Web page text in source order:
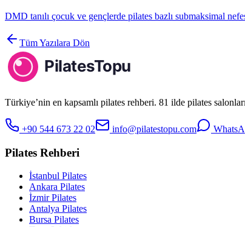
DMD tanılı çocuk ve gençlerde pilates bazlı submaksimal
Tüm Yazılara Dön
Türkiye’nin en kapsamlı pilates rehberi. 81 ilde pilates
+90 544 673 22 02 info@pilatestopu.com
Pilates Rehberi
İstanbul Pilates
Ankara Pilates
İzmir Pilates
Antalya Pilates
Bursa Pilates